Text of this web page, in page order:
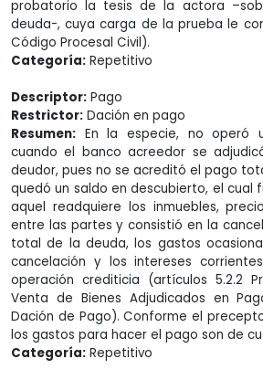
probatorio la tesis de la actora
deuda-, cuya carga de la prueba le
Código Procesal Civil).
Categoría: Repetitivo
Descriptor: Pago
Restrictor: Dación en pago
Resumen: En la especie, no operó
cuando el banco acreedor se
deudor, pues no se acreditó el pago
quedó un saldo en descubierto, el cual
aquel readquiere los inmuebles,
entre las partes y consistió en la
total de la deuda, los gastos
cancelación y los intereses
operación crediticia (artículos 5.2.2
Venta de Bienes Adjudicados en
Dación de Pago). Conforme el
los gastos para hacer el pago son de
Categoría: Repetitivo